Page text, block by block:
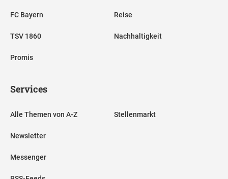
FC Bayern
TSV 1860
Promis
Reise
Nachhaltigkeit
Services
Alle Themen von A-Z
Newsletter
Messenger
Stellenmarkt